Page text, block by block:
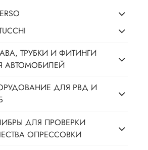
ТРУБКИ И ФИТИНГИ
АВТОМОБИЛЕЙ
ДЛЯ РВД И
ДЛЯ ПРОВЕРКИ
ОПРЕССОВКИ